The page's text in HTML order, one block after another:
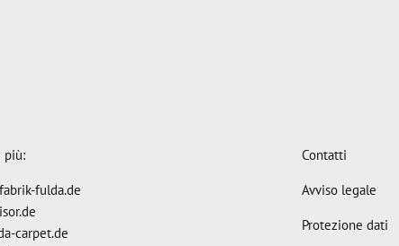
più:
fulda.de
carpet.de
Contatti
Avviso legale
Protezione dati